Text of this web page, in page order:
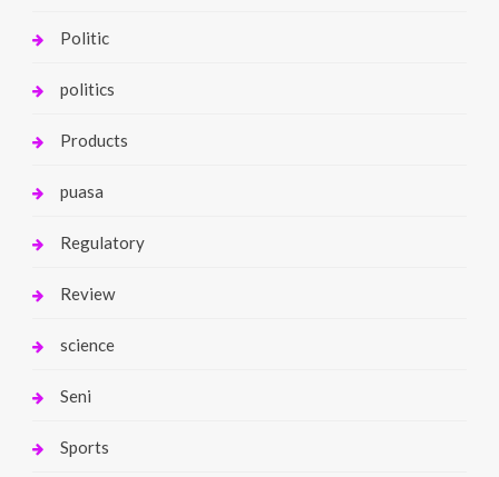
Politic
politics
Products
puasa
Regulatory
Review
science
Seni
Sports